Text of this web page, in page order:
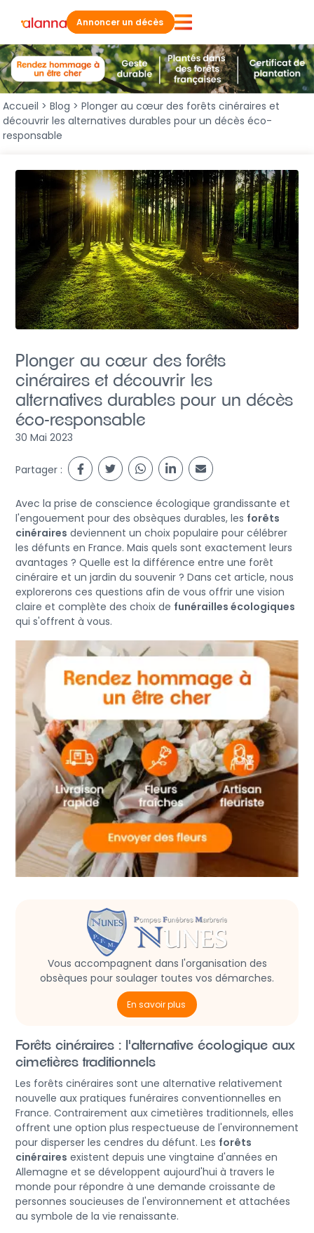
Annoncer un décès
Accueil > Blog > Plonger au cœur des forêts cinéraires et
découvrir les alternatives durables pour un décès éco-
responsable
Plonger au cœur des forêts
cinéraires et découvrir les
alternatives durables pour un décès
éco-responsable
30 Mai 2023
Partager :
Avec la prise de conscience écologique grandissante et
l'engouement pour des obsèques durables, les forêts
cinéraires deviennent un choix populaire pour célébrer
les défunts en France. Mais quels sont exactement leurs
avantages ? Quelle est la différence entre une forêt
cinéraire et un jardin du souvenir ? Dans cet article, nous
explorerons ces questions afin de vous offrir une vision
claire et complète des choix de funérailles écologiques
qui s'offrent à vous.
Vous accompagnent dans l'organisation des
obsèques pour soulager toutes vos démarches.
En savoir plus
Forêts cinéraires : l'alternative écologique aux
cimetières traditionnels
Les forêts cinéraires sont une alternative relativement
nouvelle aux pratiques funéraires conventionnelles en
France. Contrairement aux cimetières traditionnels, elles
offrent une option plus respectueuse de l'environnement
pour disperser les cendres du défunt. Les forêts
cinéraires existent depuis une vingtaine d'années en
Allemagne et se développent aujourd'hui à travers le
monde pour répondre à une demande croissante de
personnes soucieuses de l'environnement et attachées
au symbole de la vie renaissante.